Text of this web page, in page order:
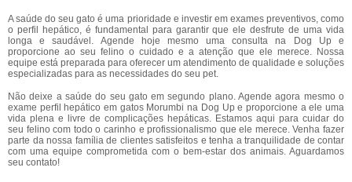
A saúde do seu gato é uma prioridade e investir em exames preventivos, como
o perfil hepático, é fundamental para garantir que ele desfrute de uma vida
longa e saudável. Agende hoje mesmo uma consulta na Dog Up e
proporcione ao seu felino o cuidado e a atenção que ele merece. Nossa
equipe está preparada para oferecer um atendimento de qualidade e soluções
especializadas para as necessidades do seu pet.
Não deixe a saúde do seu gato em segundo plano. Agende agora mesmo o
exame perfil hepático em gatos Morumbi na Dog Up e proporcione a ele uma
vida plena e livre de complicações hepáticas. Estamos aqui para cuidar do
seu felino com todo o carinho e profissionalismo que ele merece. Venha fazer
parte da nossa família de clientes satisfeitos e tenha a tranquilidade de contar
com uma equipe comprometida com o bem-estar dos animais. Aguardamos
seu contato!